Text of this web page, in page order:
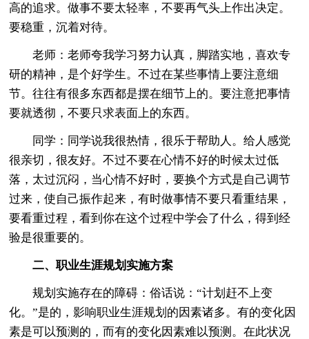
高的追求。做事不要太轻率，不要再气头上作出决定。
要稳重，沉着对待。
老师：老师夸我学习努力认真，脚踏实地，喜欢专
研的精神，是个好学生。不过在某些事情上要注意细
节。往往有很多东西都是摆在细节上的。要注意把事情
要就透彻，不要只求表面上的东西。
同学：同学说我很热情，很乐于帮助人。给人感觉
很亲切，很友好。不过不要在心情不好的时候太过低
落，太过沉闷，当心情不好时，要换个方式是自己调节
过来，使自己振作起来，有时做事情不要只看重结果，
要看重过程，看到你在这个过程中学会了什么，得到经
验是很重要的。
二、职业生涯规划实施方案
规划实施存在的障碍：俗话说：“计划赶不上变
化。”是的，影响职业生涯规划的因素诸多。有的变化因
素是可以预测的，而有的变化因素难以预测。在此状况